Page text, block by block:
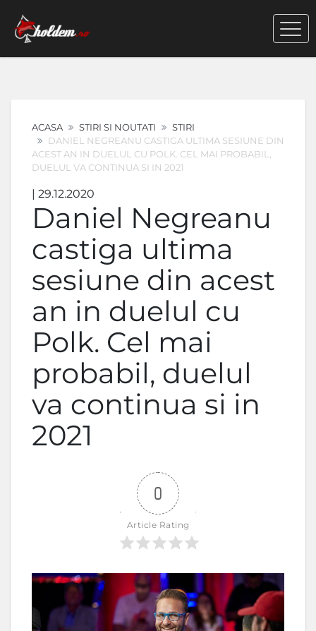
ACASA STIRI SI NOUTATI
STIRI
DANIEL NEGREANU CASTIGA ULTIMA SESIUNE DIN
ACEST AN IN DUELUL CU POLK. CEL MAI PROBABIL,
DUELUL VA CONTINUA SI IN 2021
| 29.12.2020
Daniel Negreanu
castiga ultima
sesiune din acest
an in duelul cu
Polk. Cel mai
probabil, duelul
va continua si in
2021
0
Article Rating